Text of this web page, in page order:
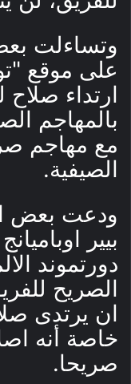
وتساءلت
على موقع
ارتداء
بالمهاجم
مع مهاجم
الصيفية.
ودعت بعض
بيير
دورتموند
الصريح
خاصة أنه
صريحا.